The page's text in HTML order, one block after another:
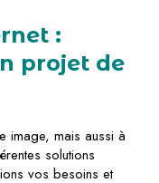
:
projet de
image, mais aussi à
solutions
vos besoins et